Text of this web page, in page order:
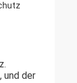
und der